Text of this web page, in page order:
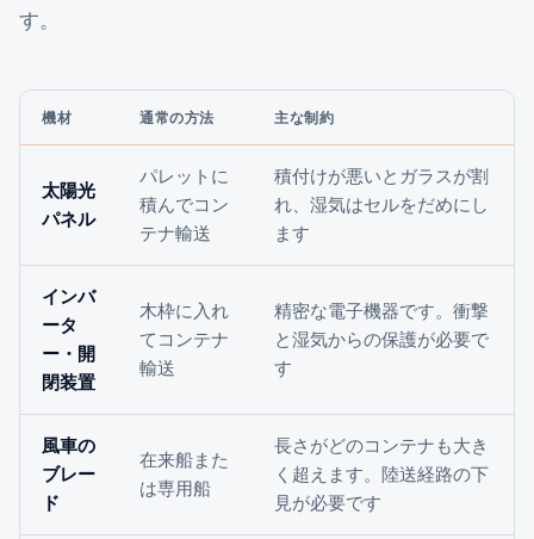
す。
機材 通常の方法 主な制約
太陽光
パネル
パレットに
積んでコン
テナ輸送
積付けが悪いとガラスが割
れ、湿気はセルをだめにし
ます
インバ
ータ
ー・開
閉装置
木枠に入れ
てコンテナ
輸送
精密な電子機器です。衝撃
と湿気からの保護が必要で
す
風車の
ブレー
ド
在来船また
は専用船
長さがどのコンテナも大き
く超えます。陸送経路の下
見が必要です